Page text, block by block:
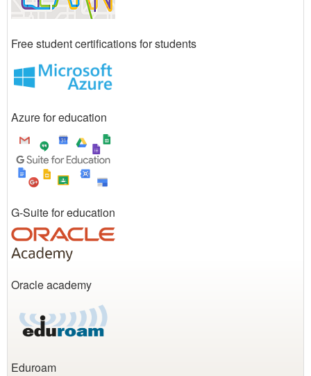
Free student certifications for students
Azure for education
G-Suite for education
Oracle academy
Eduroam